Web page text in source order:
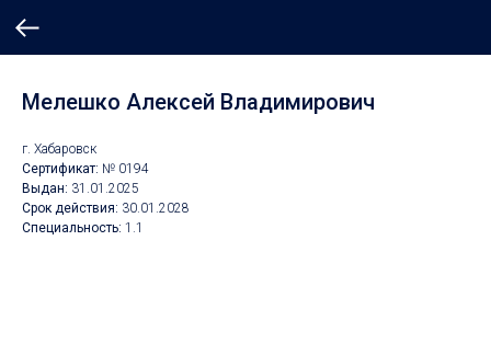
Мелешко Алексей Владимирович
г. Хабаровск
Сертификат: № 0194
Выдан: 31.01.2025
Срок действия: 30.01.2028
Специальность: 1.1